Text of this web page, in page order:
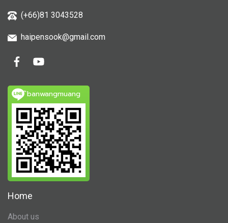
(+66)81 3043528
haipensook@gmail.com
ิbanwangmuang
Home
About us